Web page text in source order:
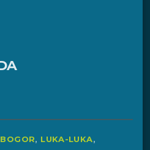
BOGOR, LUKA-LUKA,